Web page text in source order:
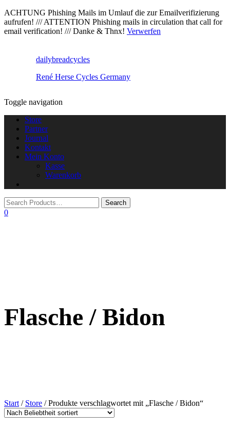
ACHTUNG Phishing Mails im Umlauf die zur Emailverifizierung
aufrufen! /// ATTENTION Phishing mails in circulation that call for
email verification! /// Danke & Thnx! Verwerfen
dailybreadcycles
René Herse Cycles Germany
Toggle navigation
Store
Partner
Journal
Kontakt
Mein Konto
Kasse
Warenkorb
0
Flasche / Bidon
Start / Store / Produkte verschlagwortet mit „Flasche / Bidon“